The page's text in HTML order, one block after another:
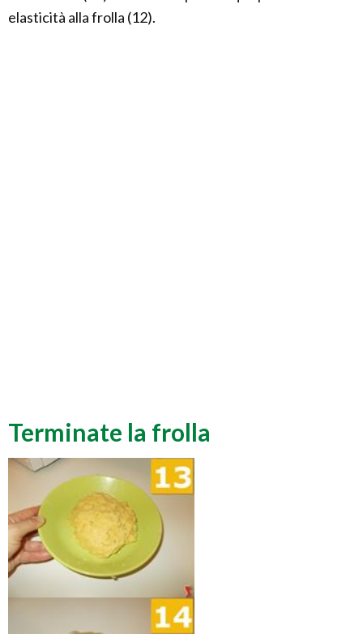
elasticità alla frolla (12).
Terminate la frolla